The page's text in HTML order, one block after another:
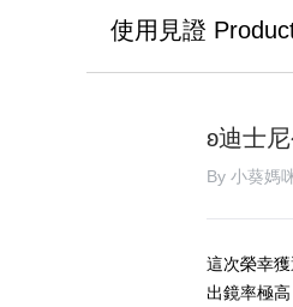
使用見證
ʚ迪士
By 小葵
這次榮幸
出鏡率極